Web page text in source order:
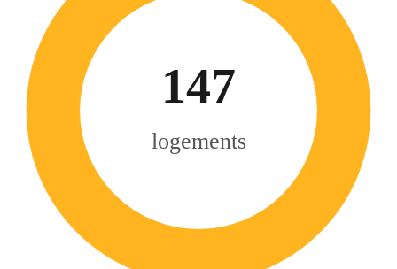
147
logements